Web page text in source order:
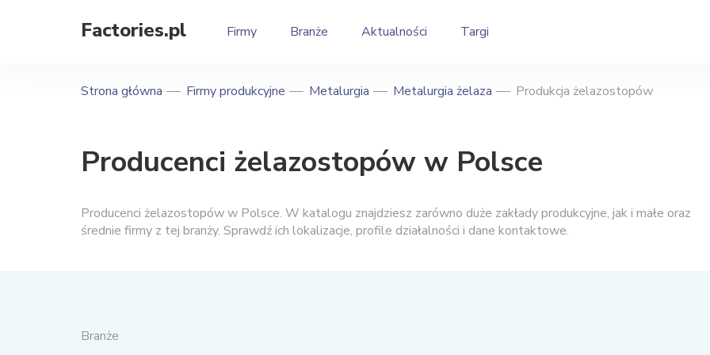
Factories.pl Firmy Branże Aktualności Targi
Strona główna Firmy produkcyjne Metalurgia Metalurgia żelaza Produkcja żelazostopów
Producenci żelazostopów w Polsce
Producenci żelazostopów w Polsce. W katalogu znajdziesz zarówno duże zakłady produkcyjne, jak i małe oraz
średnie firmy z tej branży. Sprawdź ich lokalizacje, profile działalności i dane kontaktowe.
Branże